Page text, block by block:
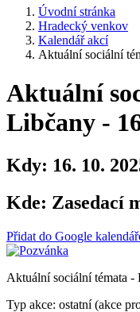
Úvodní stránka
Hradecký venkov
Kalendář akcí
Aktuální sociální
Aktuální
Libčany -
Kdy: 16. 10.
Kde: Zasedací
Přidat do Google
Aktuální sociální témata
Typ akce: ostatní (akce